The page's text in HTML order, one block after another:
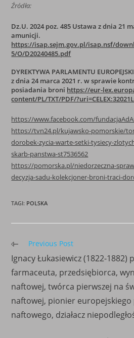
Źródła:
Dz.U. 2024 poz. 485 Ustawa z dnia 21
amunicji.
https://isap.sejm.gov.pl/isap.nsf/
5/O/D20240485.pdf
DYREKTYWA PARLAMENTU
z dnia 24 marca 2021 r. w sprawie
posiadania broni https://eur-
content/PL/TXT/PDF/
https://www.facebook.com/
https://tvn24.pl/kujawsko-pomorskie/
dorobek-zycia-warte-setki-tysiecy-
skarb-panstwa-st7536562
https://pomorska.pl/niedorzeczna-
decyzja-sadu-kolekcjoner-broni-traci-
TAGI: POLSKA
Read
articles
Previous Post
Ignacy Łukasiewicz (1822-1882)
farmaceuta, przedsiębiorca,
naftowej, twórca pierwszej na
naftowej, pionier europejskiego
naftowego, działacz